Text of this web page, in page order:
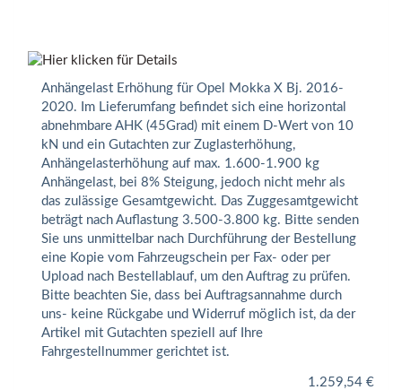
Anhängelast Erhöhung für Opel Mokka X Bj. 2016-
2020. Im Lieferumfang befindet sich eine horizontal
abnehmbare AHK (45Grad) mit einem D-Wert von 10
kN und ein Gutachten zur Zuglasterhöhung,
Anhängelasterhöhung auf max. 1.600-1.900 kg
Anhängelast, bei 8% Steigung, jedoch nicht mehr als
das zulässige Gesamtgewicht. Das Zuggesamtgewicht
beträgt nach Auflastung 3.500-3.800 kg. Bitte senden
Sie uns unmittelbar nach Durchführung der Bestellung
eine Kopie vom Fahrzeugschein per Fax- oder per
Upload nach Bestellablauf, um den Auftrag zu prüfen.
Bitte beachten Sie, dass bei Auftragsannahme durch
uns- keine Rückgabe und Widerruf möglich ist, da der
Artikel mit Gutachten speziell auf Ihre
Fahrgestellnummer gerichtet ist.
1.259,54 €